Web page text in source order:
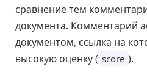
сравнение тем
документа. Комментарий
документом, ссылка на
высокую оценку ( score ).